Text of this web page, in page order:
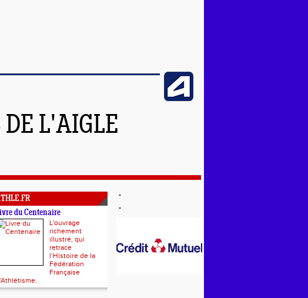
L'AIGLE
du Centenaire
L'ouvrage
richement
illustré, qui
retrace
l’Histoire de la
Fédération
Française